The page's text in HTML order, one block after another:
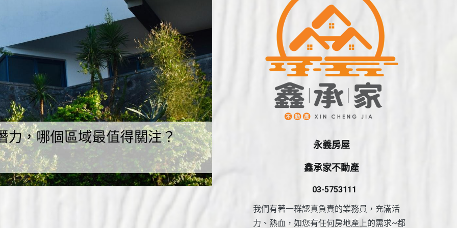
永義房屋
鑫承家不動產
03-5753111
我們有著一群認真負責的業務員，充滿活
力、熱血，如您有任何房地產上的需求~都